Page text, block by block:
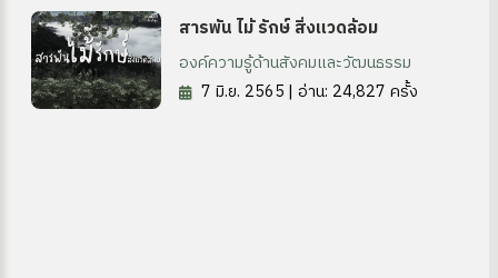
สารพัน ไม้ รักษ์ สิ่งแวดล้อม
องค์ความรู้ด้านสังคมและวัฒนธรรม
7 มิ.ย. 2565 | อ่าน: 24,827 ครั้ง